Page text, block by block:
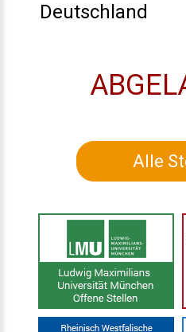
Deutschland
Alle